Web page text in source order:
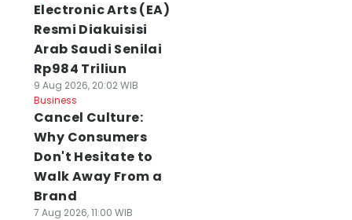
Electronic Arts (EA)
Resmi Diakuisisi
Arab Saudi Senilai
Rp984 Triliun
9 Aug 2026, 20:02 WIB
Business
Cancel Culture:
Why Consumers
Don't Hesitate to
Walk Away From a
Brand
7 Aug 2026, 11:00 WIB